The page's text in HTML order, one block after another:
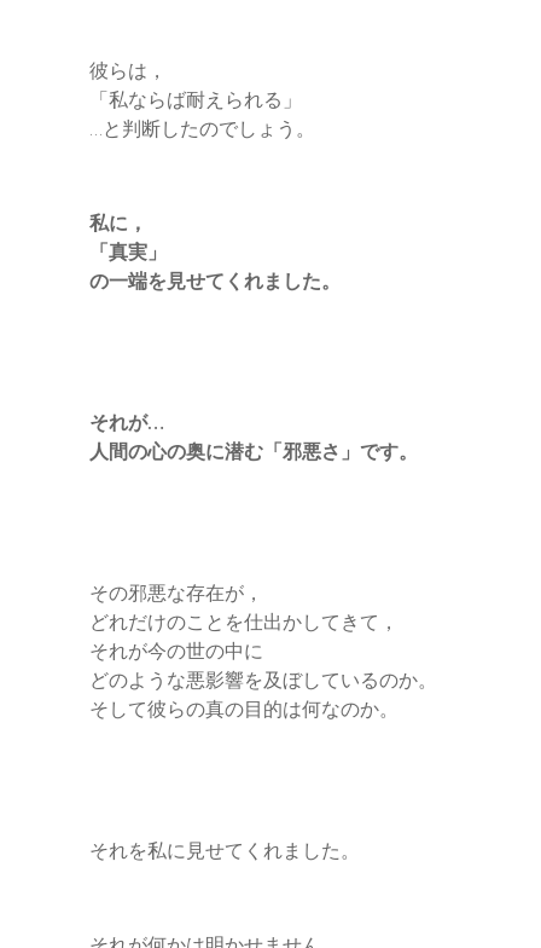
彼らは，
「私ならば耐えられる」
…と判断したのでしょう。
私に，
「真実」
の一端を見せてくれました。
それが…
人間の心の奥に潜む「邪悪さ」です。
その邪悪な存在が，
どれだけのことを仕出かしてきて，
それが今の世の中に
どのような悪影響を及ぼしているのか。
そして彼らの真の目的は何なのか。
それを私に見せてくれました。